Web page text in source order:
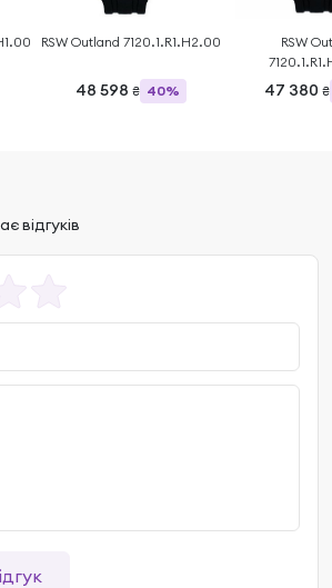
RSW Outland 7120.1.R1.H2.00
48 598 ₴ 40%
RSW
47 380 ₴
відгуків